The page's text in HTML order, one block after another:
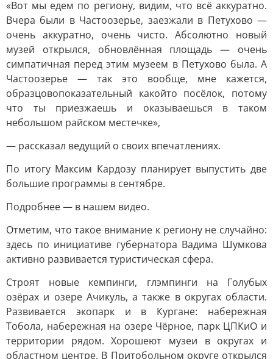
«Вот мы едем по региону, видим, что всё аккуратно.
Вчера были в Частоозерье, заезжали в Петухово —
очень аккуратно, очень чисто. Абсолютно новый
музей открылся, обновлённая площадь — очень
симпатичная перед этим музеем в Петухово была. А
Частоозерье — так это вообще, мне кажется,
образцовопоказательный какойто посёлок, потому
что ты приезжаешь и оказываешься в таком
небольшом райском местечке»,
— рассказал ведущий о своих впечатлениях.
По итогу Максим Кардозу планирует выпустить две
большие программы в сентябре.
Подробнее — в нашем видео.
Отметим, что такое внимание к региону не случайно:
здесь по инициативе губернатора Вадима Шумкова
активно развивается туристическая сфера.
Строят новые кемпинги, глэмпинги на Голубых
озёрах и озере Ачикуль, а также в округах области.
Развивается экопарк и в Кургане: набережная
Тобола, набережная на озере Чёрное, парк ЦПКиО и
территории рядом. Хорошеют музеи в округах и
областном центре. В Притобольном округе открылся